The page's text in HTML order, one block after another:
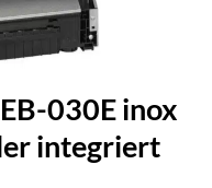
030E inox
integriert